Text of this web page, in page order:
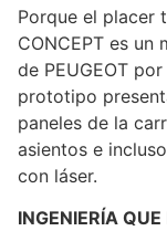
Porque el placer
CONCEPT es un
de PEUGEOT
prototipo
paneles de la
asientos e
con láser.
INGENIERÍA